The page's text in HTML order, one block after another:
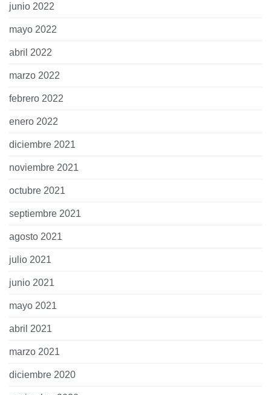
junio 2022
mayo 2022
abril 2022
marzo 2022
febrero 2022
enero 2022
diciembre 2021
noviembre 2021
octubre 2021
septiembre 2021
agosto 2021
julio 2021
junio 2021
mayo 2021
abril 2021
marzo 2021
diciembre 2020